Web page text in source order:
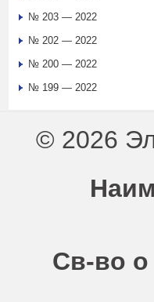
№ 203 — 2022
№ 202 — 2022
№ 200 — 2022
№ 199 — 2022
© 2026
Св-во о